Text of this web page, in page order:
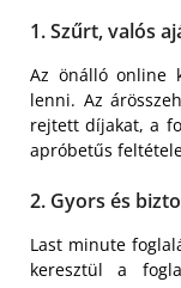
1. Szűrt, valós
Az önálló online
lenni. Az
rejtett díjakat, a
apróbetűs
2. Gyors és
Last minute
keresztül a